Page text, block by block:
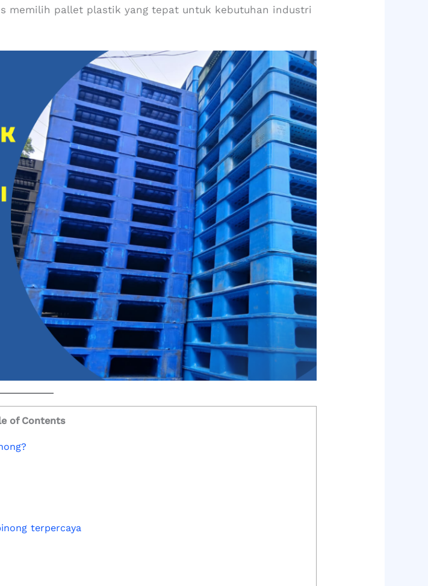
memilih pallet plastik yang tepat untuk kebutuhan industri
of Contents
terpercaya